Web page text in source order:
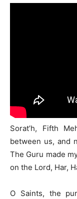
Sorat’h, Fifth
between us, and
The Guru made
on the Lord, Har,
O Saints, the